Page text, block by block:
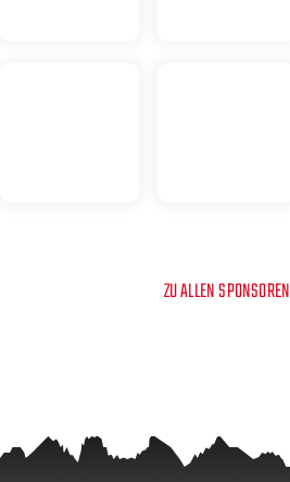
ZU ALLEN SPONSOREN